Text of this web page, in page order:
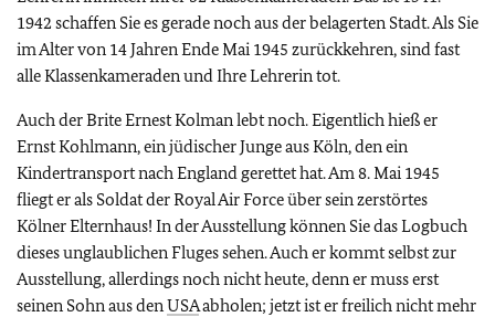
1942 schaffen Sie es gerade noch aus der belagerten Stadt. Als Sie
im Alter von 14 Jahren Ende Mai 1945 zurückkehren, sind fast
alle Klassenkameraden und Ihre Lehrerin tot.
Auch der Brite Ernest Kolman lebt noch. Eigentlich hieß er
Ernst Kohlmann, ein jüdischer Junge aus Köln, den ein
Kindertransport nach England gerettet hat. Am 8. Mai 1945
fliegt er als Soldat der Royal Air Force über sein zerstörtes
Kölner Elternhaus! In der Ausstellung können Sie das Logbuch
dieses unglaublichen Fluges sehen. Auch er kommt selbst zur
Ausstellung, allerdings noch nicht heute, denn er muss erst
seinen Sohn aus denUSAabholen; jetzt ist er freilich nicht mehr